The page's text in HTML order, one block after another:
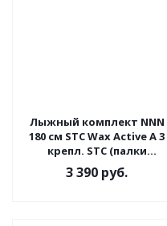
Лыжный комплект NNN
180 см STC Wax Active A 3
крепл. STC (палки
стеклопластик)
3 390 руб.